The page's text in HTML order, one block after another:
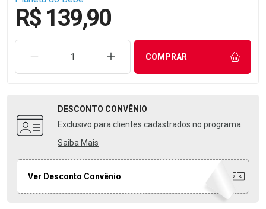
R$ 139,90
REMOVER UMA UNIDADEAUMENTAR UMA UNIDADE
COMPRAR
DESCONTO CONVÊNIO
Exclusivo para clientes cadastrados no programa
Saiba Mais
Ver Desconto Convênio